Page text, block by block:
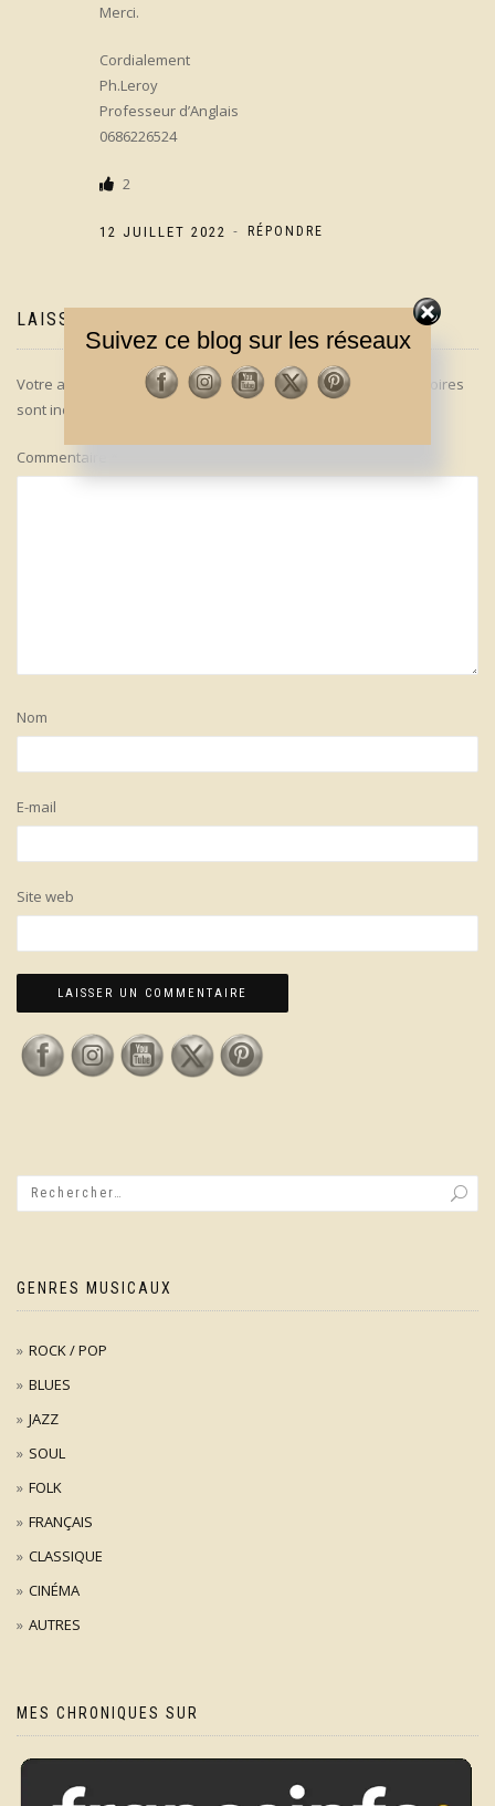
Merci.
Cordialement
Ph.Leroy
Professeur d’Anglais
0686226524
2
12 JUILLET 2022 - RÉPONDRE
LAISSER UN COMMENTAIRE
Votre adresse e-mail ne sera pas publiée.Les champs obligatoires
sont indiqués avec
Commentaire
Nom
E-mail
Site web
GENRES MUSICAUX
ROCK / POP
BLUES
JAZZ
SOUL
FOLK
FRANÇAIS
CLASSIQUE
CINÉMA
AUTRES
MES CHRONIQUES SUR
Suivez ce blog sur les réseaux